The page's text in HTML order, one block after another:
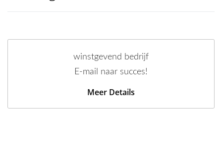
winstgevend bedrijf
E-mail naar succes!
Meer Details